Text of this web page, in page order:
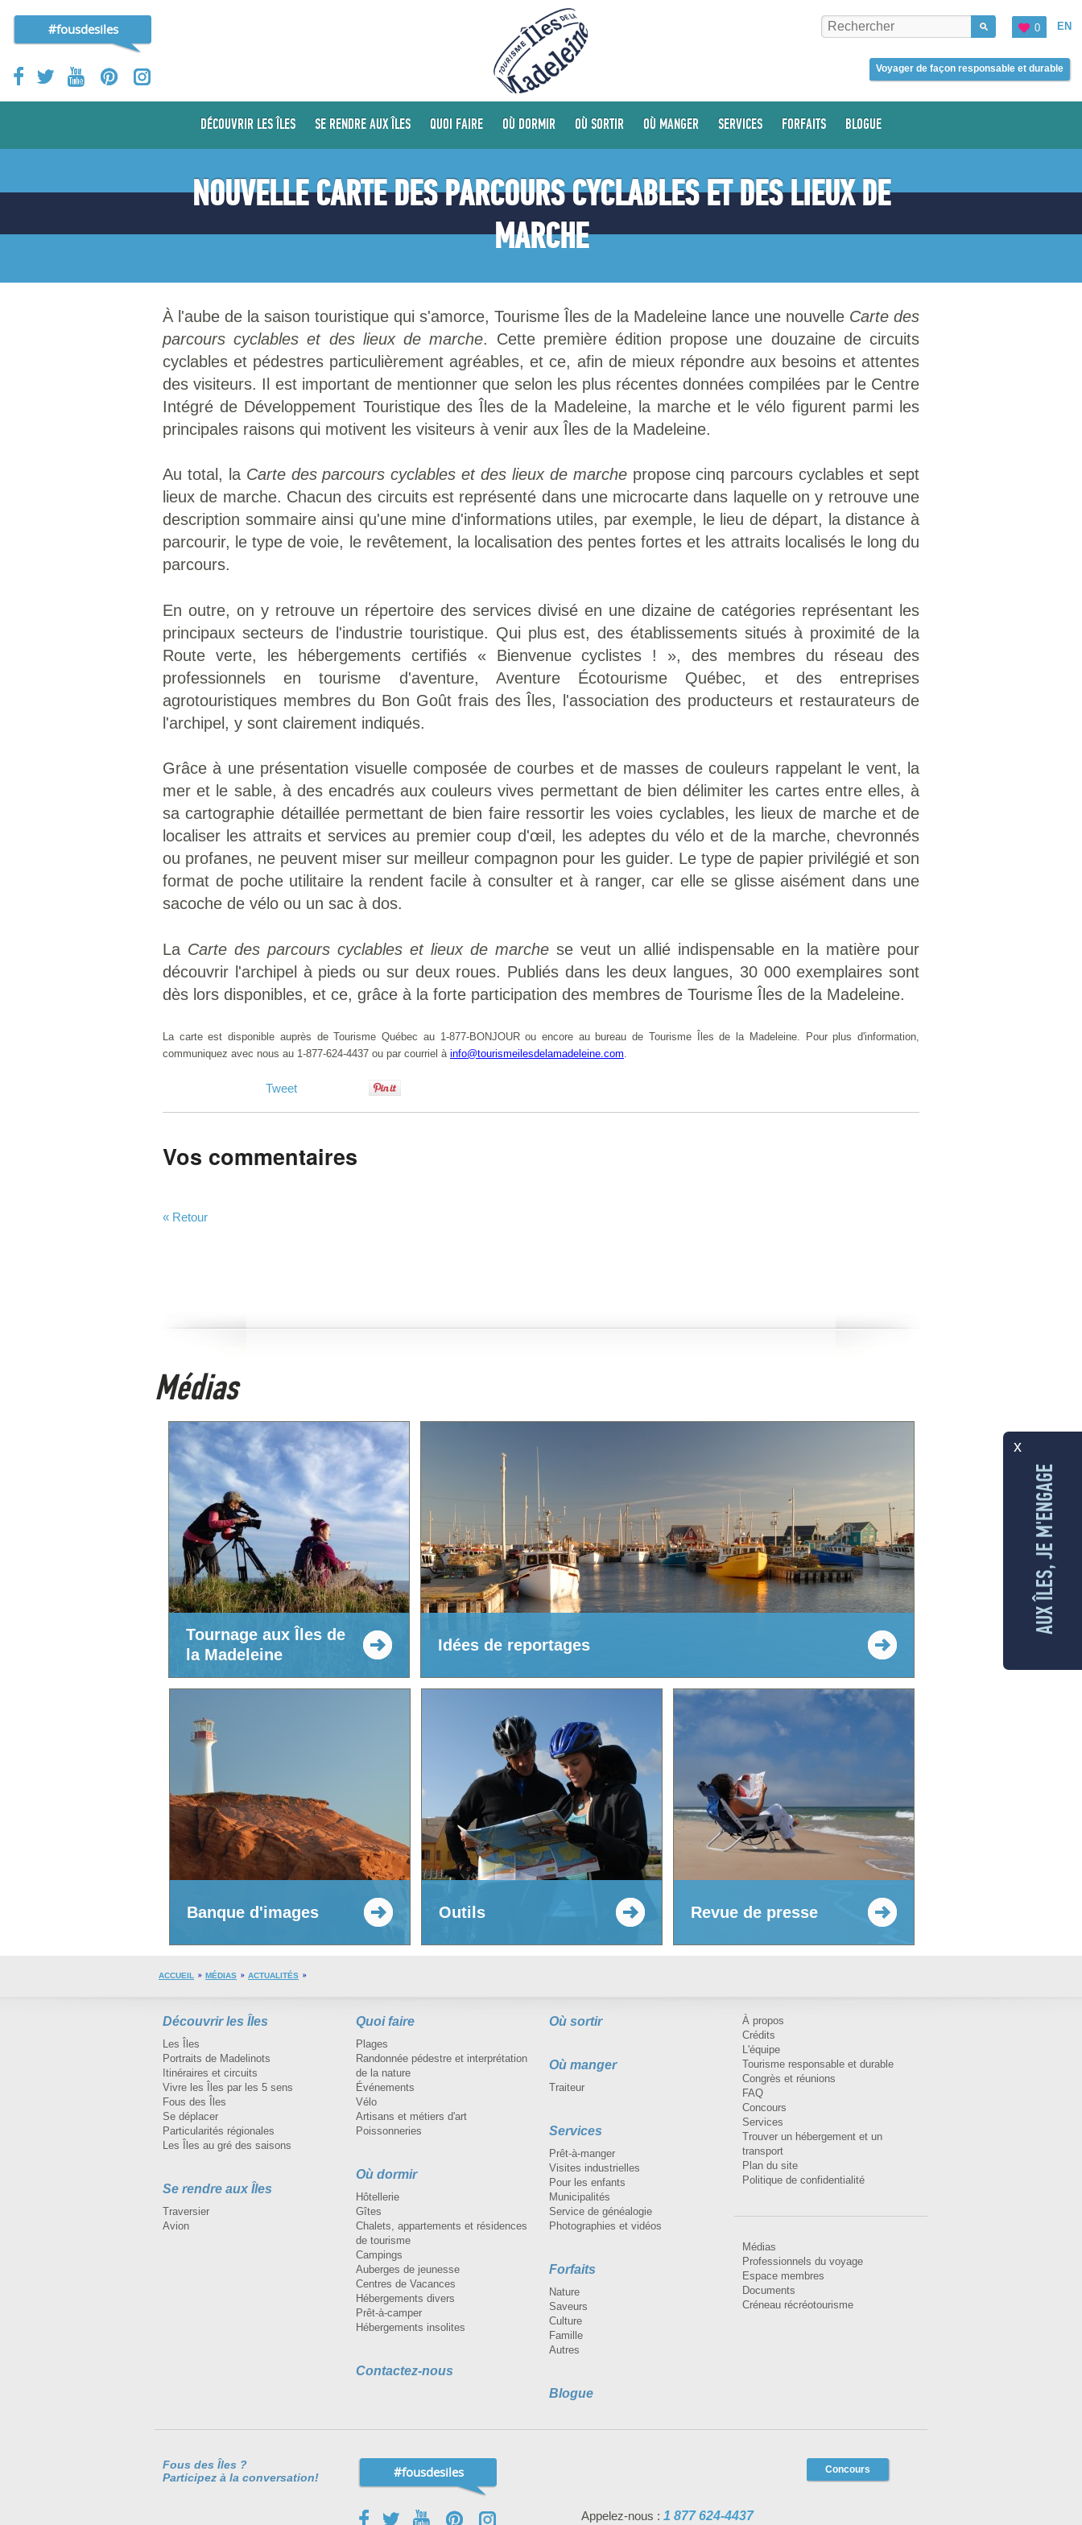
#fousdesiles EN
0
Voyager de façon responsable et durable
DÉCOUVRIR LES ÎLES SE RENDRE AUX ÎLES QUOI FAIRE OÙ DORMIR OÙ SORTIR OÙ MANGER SERVICES FORFAITS BLOGUE
NOUVELLE CARTE DES PARCOURS CYCLABLES ET DES LIEUX DE
MARCHE
À l'aube de la saison touristique qui s'amorce, Tourisme Îles de la Madeleine lance une nouvelle Carte des
parcours cyclables et des lieux de marche. Cette première édition propose une douzaine de circuits
cyclables et pédestres particulièrement agréables, et ce, afin de mieux répondre aux besoins et attentes
des visiteurs. Il est important de mentionner que selon les plus récentes données compilées par le Centre
Intégré de Développement Touristique des Îles de la Madeleine, la marche et le vélo figurent parmi les
principales raisons qui motivent les visiteurs à venir aux Îles de la Madeleine.
Au total, la Carte des parcours cyclables et des lieux de marchepropose cinq parcours cyclables et sept
lieux de marche. Chacun des circuits est représenté dans une microcarte dans laquelle on y retrouve une
description sommaire ainsi qu'une mine d'informations utiles, par exemple, le lieu de départ, la distance à
parcourir, le type de voie, le revêtement, la localisation des pentes fortes et les attraits localisés le long du
parcours.
En outre, on y retrouve un répertoire des services divisé en une dizaine de catégories représentant les
principaux secteurs de l'industrie touristique. Qui plus est, des établissements situés à proximité de la
Route verte, les hébergements certifiés « Bienvenue cyclistes ! », des membres du réseau des
professionnels en tourisme d'aventure, Aventure Écotourisme Québec, et des entreprises
agrotouristiques membres du Bon Goût frais des Îles, l'association des producteurs et restaurateurs de
l'archipel, y sont clairement indiqués.
Grâce à une présentation visuelle composée de courbes et de masses de couleurs rappelant le vent, la
mer et le sable, à des encadrés aux couleurs vives permettant de bien délimiter les cartes entre elles, à
sa cartographie détaillée permettant de bien faire ressortir les voies cyclables, les lieux de marche et de
localiser les attraits et services au premier coup d'œil, les adeptes du vélo et de la marche, chevronnés
ou profanes, ne peuvent miser sur meilleur compagnon pour les guider. Le type de papier privilégié et son
format de poche utilitaire la rendent facile à consulter et à ranger, car elle se glisse aisément dans une
sacoche de vélo ou un sac à dos.
La Carte des parcours cyclables et lieux de marche se veut un allié indispensable en la matière pour
découvrir l'archipel à pieds ou sur deux roues. Publiés dans les deux langues, 30 000 exemplaires sont
dès lors disponibles, et ce, grâce à la forte participation des membres de Tourisme Îles de la Madeleine.
La carte est disponible auprès de Tourisme Québec au 1-877-BONJOUR ou encore au bureau de Tourisme Îles de la Madeleine. Pour plus d'information,
communiquez avec nous au 1-877-624-4437 ou par courriel à info@tourismeilesdelamadeleine.com.
Tweet
Vos commentaires
« Retour
Médias
Tournage aux Îles de
la Madeleine
Idées de reportages
Banque d'images Outils Revue de presse
ACCUEIL MÉDIAS ACTUALITÉS
Découvrir les Îles
Les Îles
Portraits de Madelinots
Itinéraires et circuits
Vivre les Îles par les 5 sens
Fous des Îles
Se déplacer
Particularités régionales
Les Îles au gré des saisons
Se rendre aux Îles
Traversier
Avion
Quoi faire
Plages
Randonnée pédestre et interprétation
de la nature
Événements
Vélo
Artisans et métiers d'art
Poissonneries
Où dormir
Hôtellerie
Gîtes
Chalets, appartements et résidences
de tourisme
Campings
Auberges de jeunesse
Centres de Vacances
Hébergements divers
Prêt-à-camper
Hébergements insolites
Contactez-nous
Où sortir
Où manger
Traiteur
Services
Prêt-à-manger
Visites industrielles
Pour les enfants
Municipalités
Service de généalogie
Photographies et vidéos
Forfaits
Nature
Saveurs
Culture
Famille
Autres
Blogue
À propos
Crédits
L'équipe
Tourisme responsable et durable
Congrès et réunions
FAQ
Concours
Services
Trouver un hébergement et un
transport
Plan du site
Politique de confidentialité
Médias
Professionnels du voyage
Espace membres
Documents
Créneau récréotourisme
Fous des Îles ?
Participez à la conversation!
#fousdesiles Concours
Appelez-nous : 1 877 624-4437
x
AUX ÎLES, JE M'ENGAGE